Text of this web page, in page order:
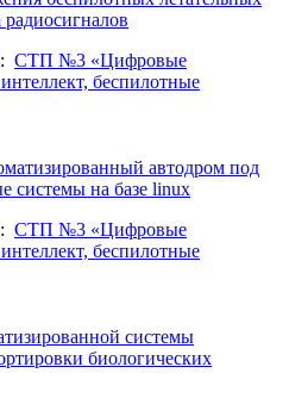
радиосигналов
: СТП №3 «Цифровые
беспилотные
автодром под
системы на базе linux
: СТП №3 «Цифровые
беспилотные
системы
биологических